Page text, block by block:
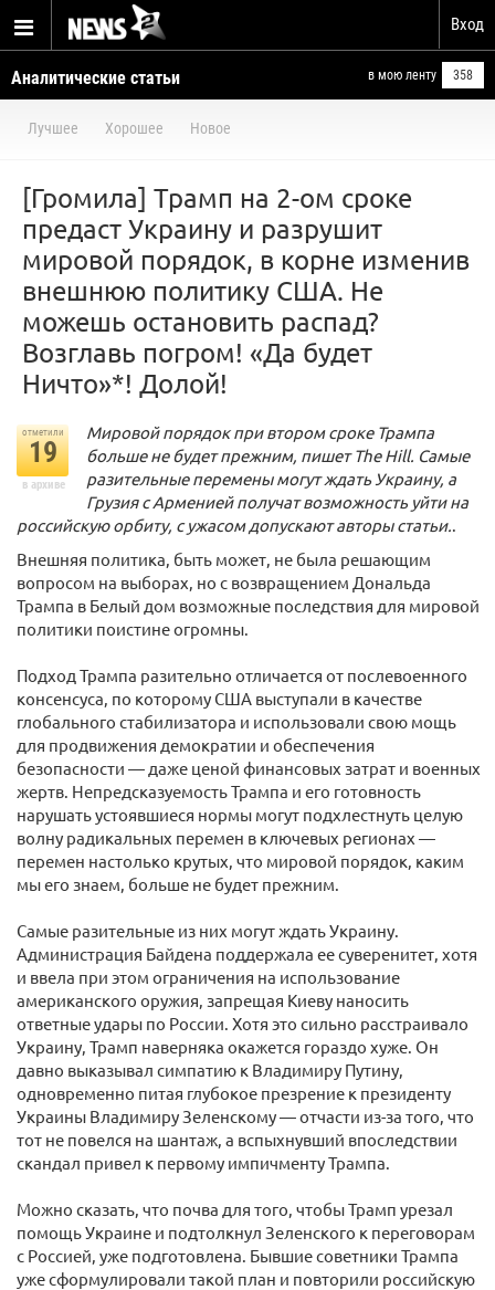
Вход
Аналитические статьи в мою ленту 358
Лучшее Хорошее Новое
[Громила] Трамп на 2-ом сроке
предаст Украину и разрушит
мировой порядок, в корне изменив
внешнюю политику США. Не
можешь остановить распад?
Возглавь погром! «Да будет
Ничто»*! Долой!
отметили
19
в архиве
Мировой порядок при втором сроке Трампа
больше не будет прежним, пишет The Hill. Самые
разительные перемены могут ждать Украину, а
Грузия с Арменией получат возможность уйти на
российскую орбиту, с ужасом допускают авторы статьи..
Внешняя политика, быть может, не была решающим
вопросом на выборах, но с возвращением Дональда
Трампа в Белый дом возможные последствия для мировой
политики поистине огромны.
Подход Трампа разительно отличается от послевоенного
консенсуса, по которому США выступали в качестве
глобального стабилизатора и использовали свою мощь
для продвижения демократии и обеспечения
безопасности — даже ценой финансовых затрат и военных
жертв. Непредсказуемость Трампа и его готовность
нарушать устоявшиеся нормы могут подхлестнуть целую
волну радикальных перемен в ключевых регионах —
перемен настолько крутых, что мировой порядок, каким
мы его знаем, больше не будет прежним.
Самые разительные из них могут ждать Украину.
Администрация Байдена поддержала ее суверенитет, хотя
и ввела при этом ограничения на использование
американского оружия, запрещая Киеву наносить
ответные удары по России. Хотя это сильно расстраивало
Украину, Трамп наверняка окажется гораздо хуже. Он
давно выказывал симпатию к Владимиру Путину,
одновременно питая глубокое презрение к президенту
Украины Владимиру Зеленскому — отчасти из-за того, что
тот не повелся на шантаж, а вспыхнувший впоследствии
скандал привел к первому импичменту Трампа.
Можно сказать, что почва для того, чтобы Трамп урезал
помощь Украине и подтолкнул Зеленского к переговорам
с Россией, уже подготовлена. Бывшие советники Трампа
уже сформулировали такой план и повторили российскую